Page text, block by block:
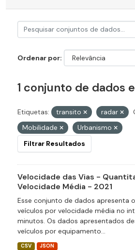
Ordenar por
1 conjunto de dados
Etiquetas: transito radar
Mobilidade
Urbanismo
Filtrar Resultados
Velocidade das Vias -
Velocidade Média - 2021
Esse conjunto de dados apresenta
veículos por velocidade média no
minutos. Os dados apresentados
veículos por equipamento...
CSV JSON